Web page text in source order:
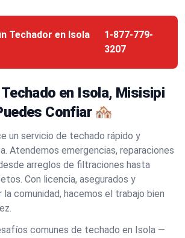
Techador en Isola
1-877-779-
3207
en Isola, Misisipi
Confiar 🏘️
un servicio de techado rápido y
Atendemos emergencias, reparaciones
arreglos de filtraciones hasta
Con licencia, asegurados y
comunidad, hacemos el trabajo bien
comunes de techado en Isola —